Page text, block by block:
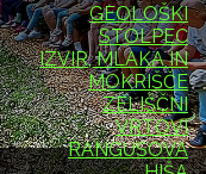
GEOLOŠKI
STOLPEC
IZVIR, MLAKA IN
MOKRIŠČE
ZELIŠČNI
VRTOVI
RANGUSOVA